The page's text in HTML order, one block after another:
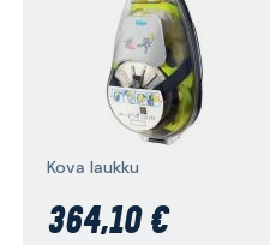
Kova laukku
364,10 €